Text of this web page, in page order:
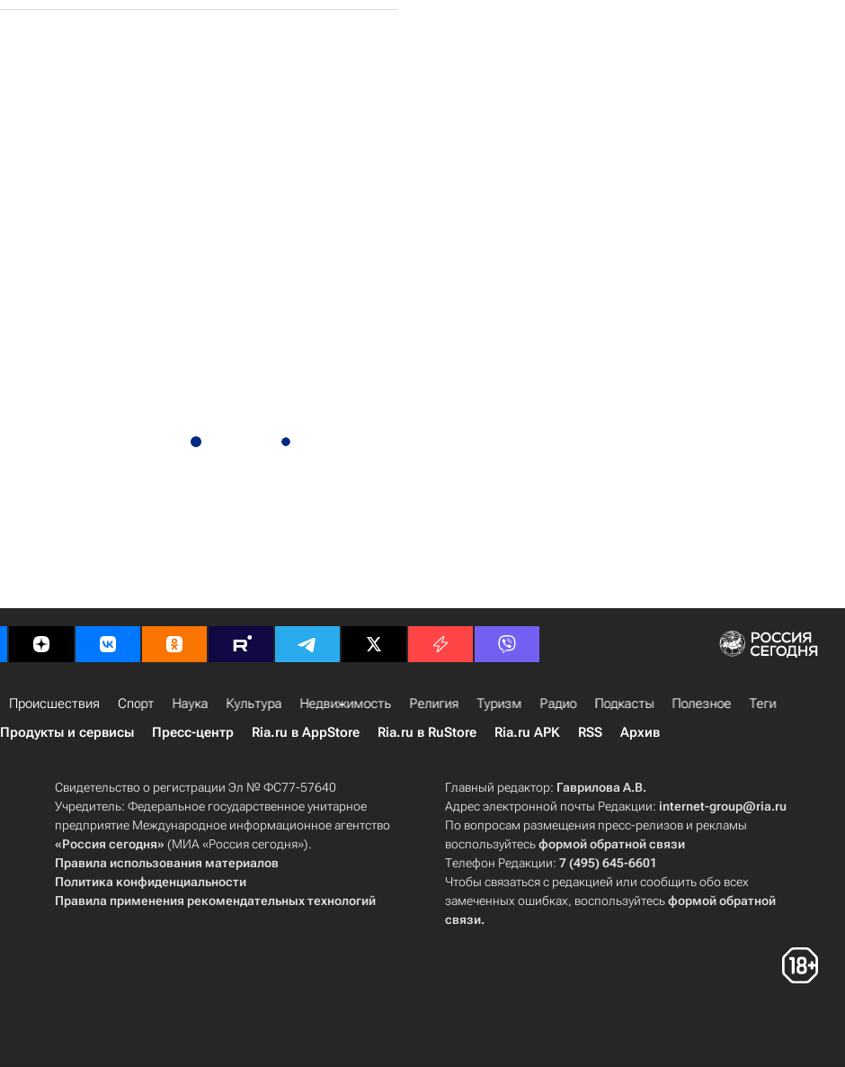
Происшествия Спорт Наука Культура Недвижимость Религия Туризм Радио Подкасты Полезное
Теги
Продукты и сервисы Пресс-центр Ria.ru в AppStore Ria.ru в RuStore Ria.ru APK RSS Архив
Свидетельство о регистрации Эл № ФС77-57640
Учредитель: Федеральное государственное унитарное
предприятие Международное информационное агентство
«Россия сегодня» (МИА «Россия сегодня»).
Правила использования материалов
Политика конфиденциальности
Правила применения рекомендательных технологий
Главный редактор: Гаврилова А.В.
Адрес электронной почты Редакции:internet-group@ria.ru
По вопросам размещения пресс-релизов и рекламы
воспользуйтесьформой обратной связи
Телефон Редакции:7 (495) 645-6601
Чтобы связаться с редакцией или сообщить обо всех
замеченных ошибках, воспользуйтесьформой обратной
связи.